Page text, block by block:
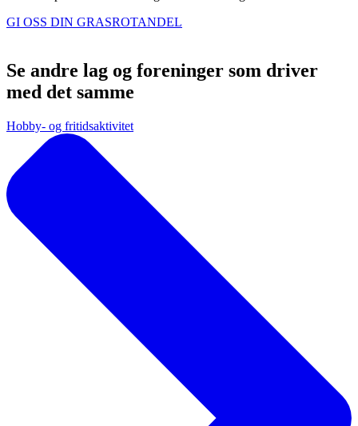
GI OSS DIN GRASROTANDEL
Se andre lag og foreninger som driver
med det samme
Hobby- og fritidsaktivitet